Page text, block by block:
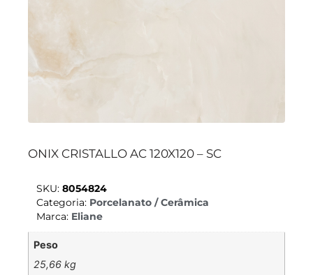
ONIX CRISTALLO AC 120X120 – SC
SKU: 8054824
Categoria: Porcelanato / Cerâmica
Marca: Eliane
Peso
25,66 kg